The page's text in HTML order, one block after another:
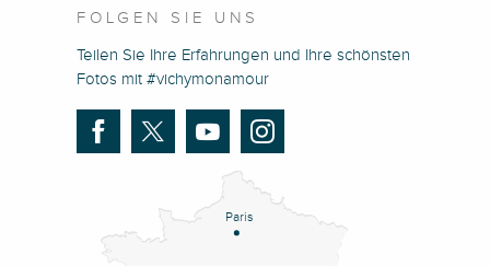
FOLGEN SIE UNS
Teilen Sie Ihre Erfahrungen und Ihre schönsten
Fotos mit #vichymonamour
Paris